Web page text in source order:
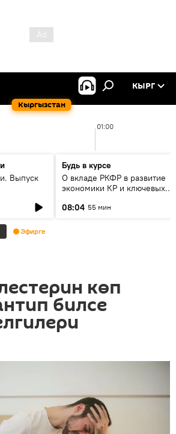
Кыргызстан
КЫРГ
01:00
Выпуск
Будь в курсе
О вкладе РКФР в развитие
экономики КР и ключевых
08:04 55 мин
Эфирге
көп
билсе